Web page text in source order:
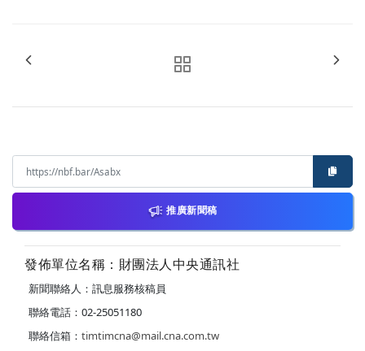
推廣新聞稿
發佈單位名稱：財團法人中央通訊社
新聞聯絡人：訊息服務核稿員
聯絡電話：02-25051180
聯絡信箱： timtimcna@mail.cna.com.tw